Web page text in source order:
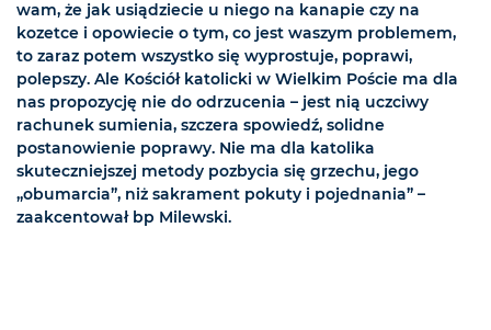
wam, że jak usiądziecie u niego na kanapie czy na
kozetce i opowiecie o tym, co jest waszym problemem,
to zaraz potem wszystko się wyprostuje, poprawi,
polepszy. Ale Kościół katolicki w Wielkim Poście ma dla
nas propozycję nie do odrzucenia – jest nią uczciwy
rachunek sumienia, szczera spowiedź, solidne
postanowienie poprawy. Nie ma dla katolika
skuteczniejszej metody pozbycia się grzechu, jego
„obumarcia”, niż sakrament pokuty i pojednania” –
zaakcentował bp Milewski.